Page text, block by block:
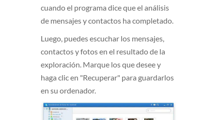
cuando el programa dice que el análisis
de mensajes y contactos ha completado.
Luego, puedes escuchar los mensajes,
contactos y fotos en el resultado de la
exploración. Marque los que desee y
haga clic en "Recuperar" para guardarlos
en su ordenador.